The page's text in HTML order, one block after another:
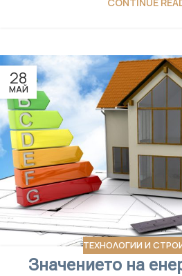
28
МАЙ
ТЕХНОЛОГИИ И
Значението на